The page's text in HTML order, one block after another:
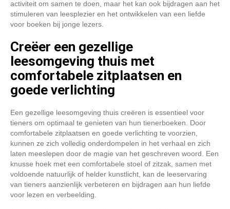
activiteit om samen te doen, maar het kan ook bijdragen aan het
stimuleren van leesplezier en het ontwikkelen van een liefde
voor boeken bij jonge lezers.
Creëer een gezellige
leesomgeving thuis met
comfortabele zitplaatsen en
goede verlichting
Een gezellige leesomgeving thuis creëren is essentieel voor
tieners om optimaal te genieten van hun tienerboeken. Door
comfortabele zitplaatsen en goede verlichting te voorzien,
kunnen ze zich volledig onderdompelen in het verhaal en zich
laten meeslepen door de magie van het geschreven woord. Een
knusse hoek met een comfortabele stoel of zitzak, samen met
voldoende natuurlijk of helder kunstlicht, kan de leeservaring
van tieners aanzienlijk verbeteren en bijdragen aan hun liefde
voor lezen en verbeelding.